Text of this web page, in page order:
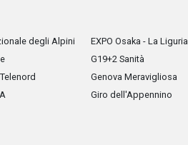
degli Alpini
EXPO Osaka - La Liguria
G19+2 Sanità
Genova Meravigliosa
Giro dell'Appennino